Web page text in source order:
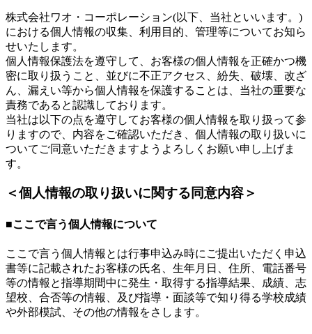
株式会社ワオ・コーポレーション(以下、当社といいます。)
における個人情報の収集、利用目的、管理等についてお知ら
せいたします。
個人情報保護法を遵守して、お客様の個人情報を正確かつ機
密に取り扱うこと、並びに不正アクセス、紛失、破壊、改ざ
ん、漏えい等から個人情報を保護することは、当社の重要な
責務であると認識しております。
当社は以下の点を遵守してお客様の個人情報を取り扱って参
りますので、内容をご確認いただき、個人情報の取り扱いに
ついてご同意いただきますようよろしくお願い申し上げま
す。
＜個人情報の取り扱いに関する同意内容＞
■ここで言う個人情報について
ここで言う個人情報とは行事申込み時にご提出いただく申込
書等に記載されたお客様の氏名、生年月日、住所、電話番号
等の情報と指導期間中に発生・取得する指導結果、成績、志
望校、合否等の情報、及び指導・面談等で知り得る学校成績
や外部模試、その他の情報をさします。